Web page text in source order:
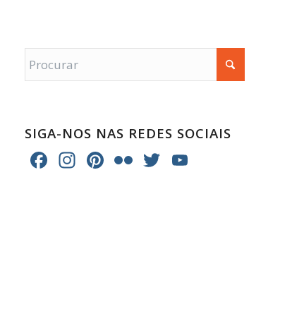
SIGA-NOS NAS REDES SOCIAIS
Facebook
Instagram
Pinterest
FlickrTwitter